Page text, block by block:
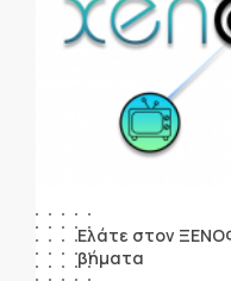
Ελάτε στον
βήματα